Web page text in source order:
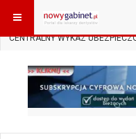
JESTEŚ TUTAJ: START
CENTRALNY WYKAZ